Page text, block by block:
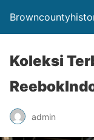
Koleksi
admin